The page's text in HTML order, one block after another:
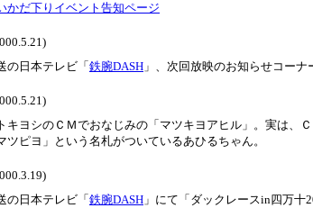
かだ下りイベント告知ページ
の日本テレビ「 鉄腕DASH 」、次回放映のお知らせコーナ
キヨシのＣＭでおなじみの「マツキヨアヒル」。実は、
ツピヨ」という名札がついているあひるちゃん。
の日本テレビ「 鉄腕DASH 」にて「ダックレースin四万十